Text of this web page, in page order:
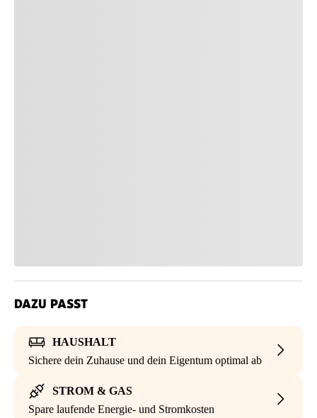
DAZU PASST
HAUSHALT
Sichere dein Zuhause und dein Eigentum optimal ab
STROM & GAS
Spare laufende Energie- und Stromkosten